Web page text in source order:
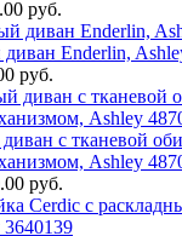
руб.
Enderlin,
руб.
с тканевой
Ashley
руб.